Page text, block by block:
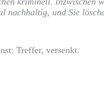
und Sie
Treffer, versenkt.